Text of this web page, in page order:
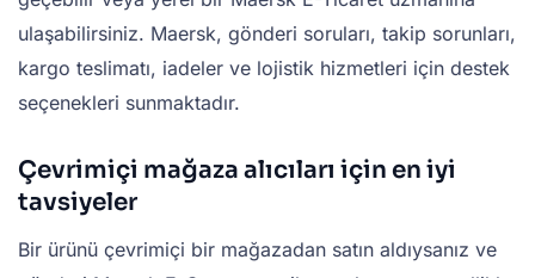
ulaşabilirsiniz. Maersk, gönderi soruları, takip sorunları,
kargo teslimatı, iadeler ve lojistik hizmetleri için destek
seçenekleri sunmaktadır.
Çevrimiçi mağaza alıcıları için en iyi
tavsiyeler
Bir ürünü çevrimiçi bir mağazadan satın aldıysanız ve